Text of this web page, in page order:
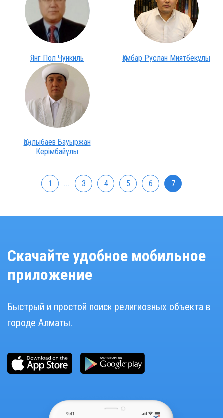
Янг Пол Чункиль Қамбар Руслан Миятбекұлы
Қаңлыбаев Бауыржан
Керімбайұлы
1 ... 3 4 5 6 7
Скачайте удобное мобильное
приложение
Быстрый и простой поиск религиозных объекта в
городе Алматы.